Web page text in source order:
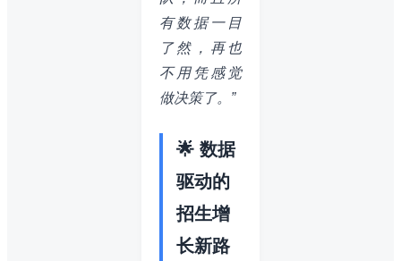
有数据一目
了然，再也
不用凭感觉
做决策了。”
🌟 数据
驱动的
招生增
长新路